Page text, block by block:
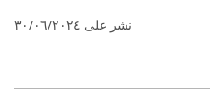
نشر على ٣٠/٠٦/٢٠٢٤